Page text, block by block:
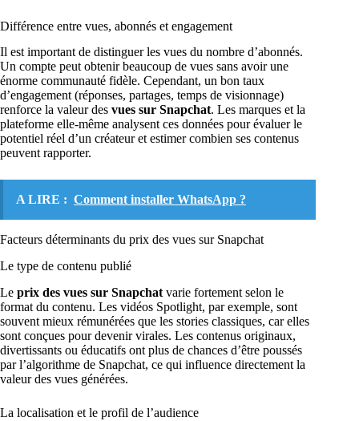
Différence entre vues, abonnés et engagement
Il est important de distinguer les vues du nombre d’abonnés.
Un compte peut obtenir beaucoup de vues sans avoir une
énorme communauté fidèle. Cependant, un bon taux
d’engagement (réponses, partages, temps de visionnage)
renforce la valeur des vues sur Snapchat. Les marques et la
plateforme elle-même analysent ces données pour évaluer le
potentiel réel d’un créateur et estimer combien ses contenus
peuvent rapporter.
A LIRE : Comment installer WhatsApp ?
Facteurs déterminants du prix des vues sur Snapchat
Le type de contenu publié
Le prix des vues sur Snapchat varie fortement selon le
format du contenu. Les vidéos Spotlight, par exemple, sont
souvent mieux rémunérées que les stories classiques, car elles
sont conçues pour devenir virales. Les contenus originaux,
divertissants ou éducatifs ont plus de chances d’être poussés
par l’algorithme de Snapchat, ce qui influence directement la
valeur des vues générées.
La localisation et le profil de l’audience